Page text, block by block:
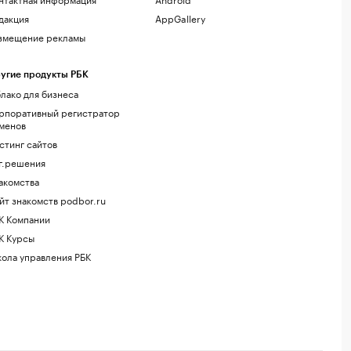
рекламы
продукты РБК
для бизнеса
регистратор
сайтов
знакомств podbor.ru
Компании
Курсы
управления РБК
AppGallery